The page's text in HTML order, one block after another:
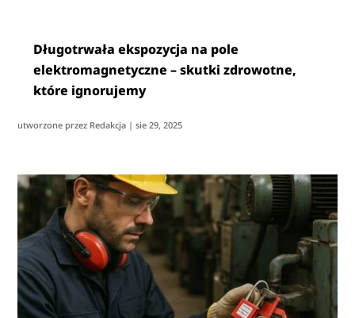
Długotrwała ekspozycja na pole
elektromagnetyczne – skutki zdrowotne,
które ignorujemy
utworzone przez Redakcja |sie 29, 2025